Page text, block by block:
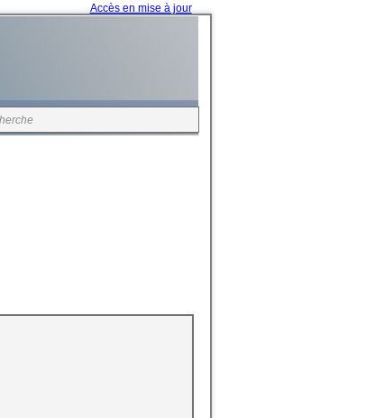
Accès en mise à jour